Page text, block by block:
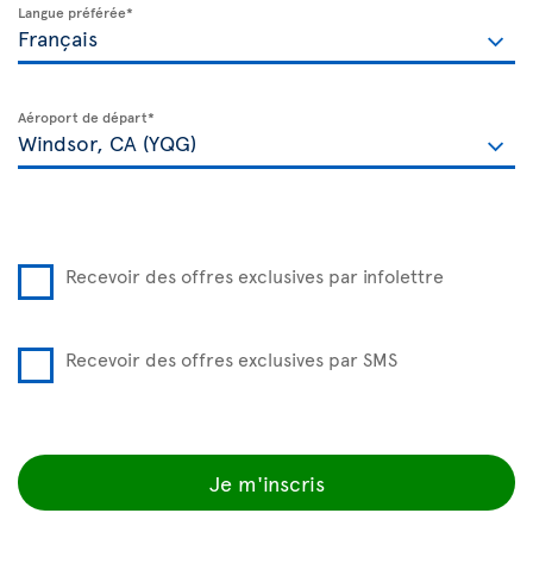
Langue préférée*
Aéroport de départ*
Recevoir des offres exclusives par infolettre
Recevoir des offres exclusives par SMS
Je m'inscris